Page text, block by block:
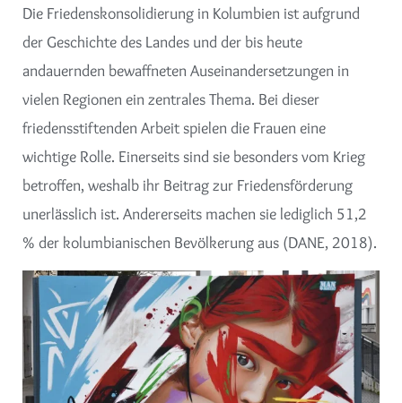
Die Friedenskonsolidierung in Kolumbien ist aufgrund
der Geschichte des Landes und der bis heute
andauernden bewaffneten Auseinandersetzungen in
vielen Regionen ein zentrales Thema. Bei dieser
friedensstiftenden Arbeit spielen die Frauen eine
wichtige Rolle. Einerseits sind sie besonders vom Krieg
betroffen, weshalb ihr Beitrag zur Friedensförderung
unerlässlich ist. Andererseits machen sie lediglich 51,2
% der kolumbianischen Bevölkerung aus (DANE, 2018).